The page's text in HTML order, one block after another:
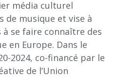
média culturel
de musique et vise à
se faire connaître des
en Europe. Dans le
2024, co-financé par le
de l’Union